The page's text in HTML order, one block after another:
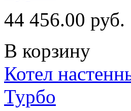
44 456.00 руб.
В корзину
Котел
Турбо